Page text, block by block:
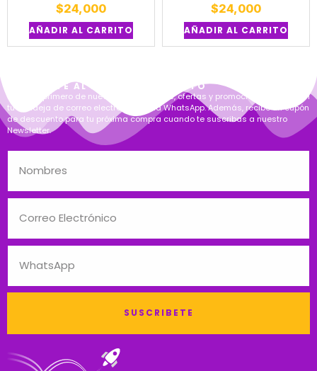
$24,000
AÑADIR AL CARRITO
$24,000
AÑADIR AL CARRITO
MANTENTE AL DÍA EN CADA SALTO
Entérate primero de nuevos lanzamientos, ofertas y promociones directo en
tu bandeja de correo electrónico, o vía WhatsApp. Además, recibe un cupón
de descuento para tu próxima compra cuando te suscribas a nuestro
Newsletter.
SUSCRIBETE